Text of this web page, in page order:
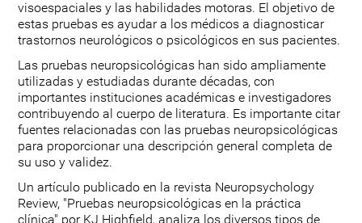
visoespaciales y las habilidades motoras. El objetivo de
estas pruebas es ayudar a los médicos a diagnosticar
trastornos neurológicos o psicológicos en sus pacientes.
Las pruebas neuropsicológicas han sido ampliamente
utilizadas y estudiadas durante décadas, con
importantes instituciones académicas e investigadores
contribuyendo al cuerpo de literatura. Es importante citar
fuentes relacionadas con las pruebas neuropsicológicas
para proporcionar una descripción general completa de
su uso y validez.
Un artículo publicado en la revista Neuropsychology
Review, "Pruebas neuropsicológicas en la práctica
clínica" por KJ Highfield, analiza los diversos tipos de